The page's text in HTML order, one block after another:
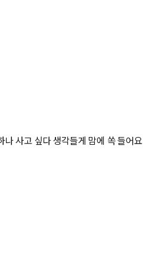
나 사고 싶다 생각들게 맘에 쏙 들어요